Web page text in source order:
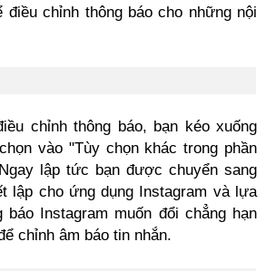
điều chỉnh thông báo cho những nội
chỉnh thông báo, bạn kéo xuống
vào "Tùy chọn khác trong phần
lập tức bạn được chuyển sang
lập cho ứng dụng Instagram và lựa
báo Instagram muốn đổi chẳng hạn
chỉnh âm báo tin nhắn.